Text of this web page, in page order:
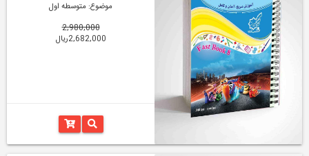
موضوع: متوسطه اول
2,980,000
2,682,000ریال